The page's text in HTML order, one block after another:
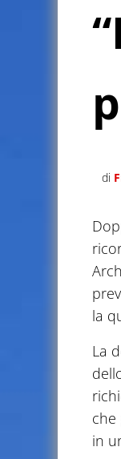
di
la
La
che
in